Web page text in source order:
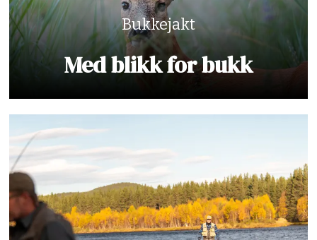
Bukkejakt
Med blikk for bukk